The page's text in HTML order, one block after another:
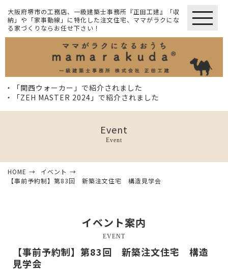
大阪府堺市の工務店、一級建築士事務所『正田工建』「収
納」や「家事動線」に特化した注文住宅、ママがラクにな
る家づくりならお任せ下さい！
・「関西ウォーカー」で紹介されました
・「ZEH MASTER 2024」で紹介されました
Event
Event
HOME
イベント
【事前予約制】第83回 新築注文住宅 構造見学会
イベント案内
EVENT
【事前予約制】第83回 新築注文住宅 構造
見学会